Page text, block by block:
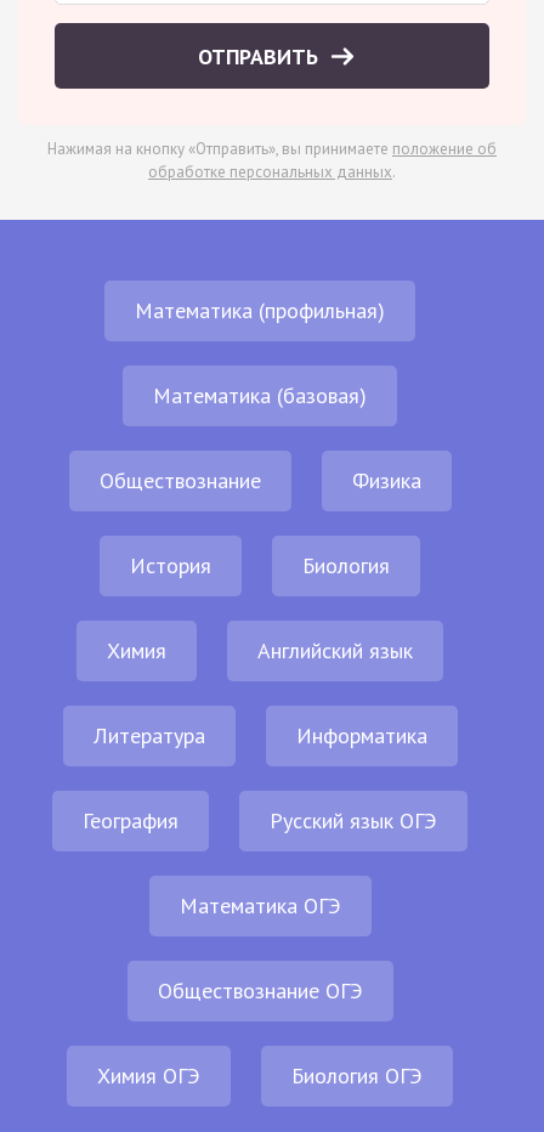
ОТПРАВИТЬ
Нажимая на кнопку «Отправить», вы принимаете положение об
обработке персональных данных.
Математика (профильная)
Математика (базовая)
Обществознание Физика
История Биология
Химия Английский язык
Литература Информатика
География Русский язык ОГЭ
Математика ОГЭ
Обществознание ОГЭ
Химия ОГЭ Биология ОГЭ